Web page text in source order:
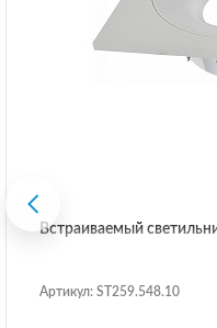
Встраиваемый
Артикул: ST259.548.10